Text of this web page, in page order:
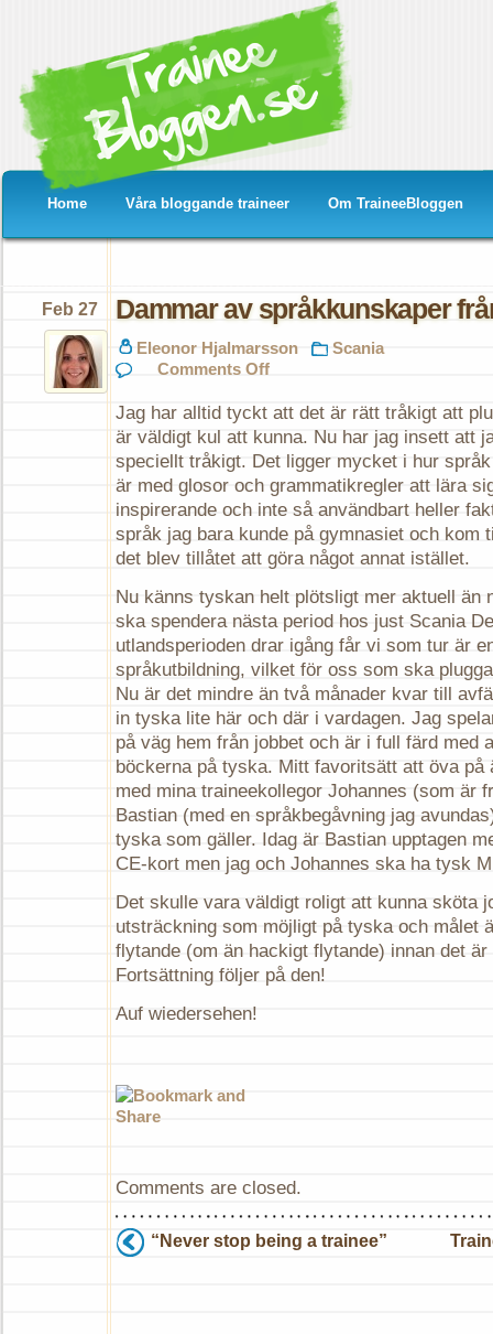
Home Våra bloggande traineer Om TraineeBloggen
Dammar av språkkunskaper
Feb 27
Eleonor Hjalmarsson
Scania
Comments Off
språkkunskaper
från
förr
Jag har alltid tyckt att det är rätt tråkigt att
är väldigt kul att kunna. Nu har jag insett att
speciellt tråkigt. Det ligger mycket i hur
är med glosor och grammatikregler att lära
inspirerande och inte så användbart heller
språk jag bara kunde på gymnasiet och kom
det blev tillåtet att göra något annat istället.
Nu känns tyskan helt plötsligt mer aktuell än
ska spendera nästa period hos just Scania
utlandsperioden drar igång får vi som tur är
språkutbildning, vilket för oss som ska
Nu är det mindre än två månader kvar till
in tyska lite här och där i vardagen. Jag
på väg hem från jobbet och är i full färd med
böckerna på tyska. Mitt favoritsätt att öva på
med mina traineekollegor Johannes (som är
Bastian (med en språkbegåvning jag
tyska som gäller. Idag är Bastian upptagen
CE-kort men jag och Johannes ska ha tysk
Det skulle vara väldigt roligt att kunna sköta
utsträckning som möjligt på tyska och målet
flytande (om än hackigt flytande) innan det
Fortsättning följer på den!
Auf wiedersehen!
Comments are closed.
“Never stop being a trainee”